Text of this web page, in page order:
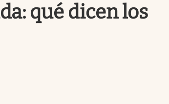
qué dicen los